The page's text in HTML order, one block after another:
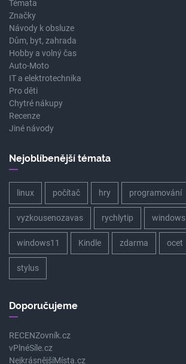
Témata
Značky
Návody k obsluze
Dům, byt, zahrada
Hobby a volný čas
Auto-Moto
IT a elektrotechnika
Pro děti
Chytré nákupy
Recenze
Jiné návody
Nejoblíbenější témata
linux počítač hry programování
vyzkousenozavas rychlytip windows
windows11 Kindle zdarma ocet
stylus
Doporučujeme
RECENZovník.cz
vPlnéSíle.cz
NejkrásnějšíMísta.cz